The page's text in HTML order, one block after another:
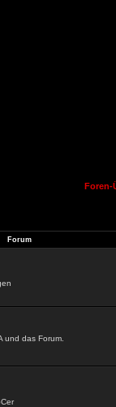
Foren-
Forum
und das Forum.